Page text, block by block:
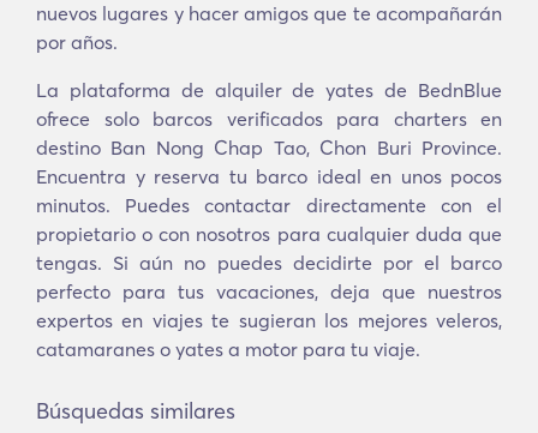
nuevos lugares y hacer amigos que te acompañarán
por años.
La plataforma de alquiler de yates de BednBlue
ofrece solo barcos verificados para charters en
destino Ban Nong Chap Tao, Chon Buri Province.
Encuentra y reserva tu barco ideal en unos pocos
minutos. Puedes contactar directamente con el
propietario o con nosotros para cualquier duda que
tengas. Si aún no puedes decidirte por el barco
perfecto para tus vacaciones, deja que nuestros
expertos en viajes te sugieran los mejores veleros,
catamaranes o yates a motor para tu viaje.
Búsquedas similares